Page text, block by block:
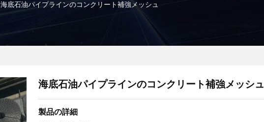
海底石油パイプラインのコンクリート補強メッシュ
海底石油パイプラインのコンクリート補強メッシュ
製品の詳細